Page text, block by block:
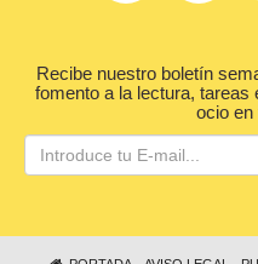
Recibe nuestro boletín
fomento a la lectura,
ocio en